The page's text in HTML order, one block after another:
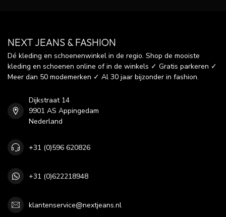
NEXT JEANS & FASHION
Dé kleding en schoenenwinkel in de regio. Shop de mooiste
kleding en schoenen online of in de winkels ✓ Gratis parkeren ✓
Meer dan 50 modemerken ✓ Al 30 jaar bijzonder in fashion.
Dijkstraat 14
9901 AS Appingedam
Nederland
+31 (0)596 620826
+31 (0)622218948
klantenservice@nextjeans.nl